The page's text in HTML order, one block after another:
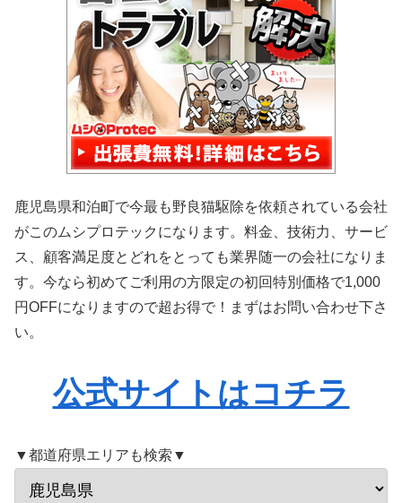
鹿児島県和泊町で今最も野良猫駆除を依頼されている会社
がこのムシプロテックになります。料金、技術力、サービ
ス、顧客満足度とどれをとっても業界随一の会社になりま
す。今なら初めてご利用の方限定の初回特別価格で1,000
円OFFになりますので超お得で！まずはお問い合わせ下さ
い。
公式サイトはコチラ
▼都道府県エリアも検索▼